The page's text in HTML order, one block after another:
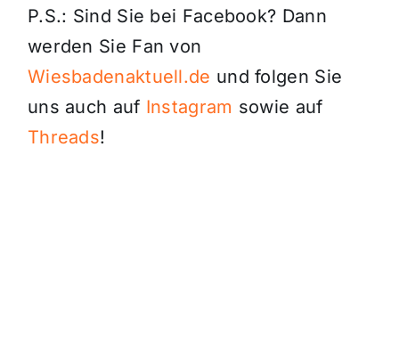
P.S.: Sind Sie bei Facebook? Dann
werden Sie Fan von
Wiesbadenaktuell.de und folgen Sie
uns auch auf Instagram sowie auf
Threads!